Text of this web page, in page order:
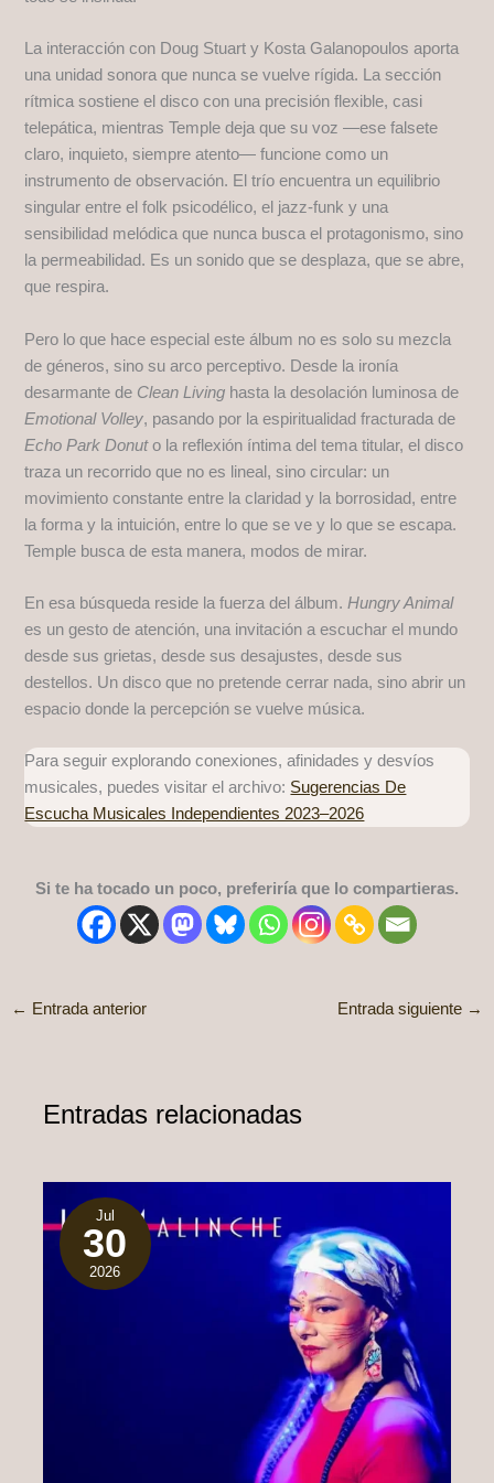
La interacción con Doug Stuart y Kosta Galanopoulos aporta
una unidad sonora que nunca se vuelve rígida. La sección
rítmica sostiene el disco con una precisión flexible, casi
telepática, mientras Temple deja que su voz —ese falsete
claro, inquieto, siempre atento— funcione como un
instrumento de observación. El trío encuentra un equilibrio
singular entre el folk psicodélico, el jazz‑funk y una
sensibilidad melódica que nunca busca el protagonismo, sino
la permeabilidad. Es un sonido que se desplaza, que se abre,
que respira.
Pero lo que hace especial este álbum no es solo su mezcla
de géneros, sino su arco perceptivo. Desde la ironía
desarmante de Clean Living hasta la desolación luminosa de
Emotional Volley, pasando por la espiritualidad fracturada de
Echo Park Donuto la reflexión íntima del tema titular, el disco
traza un recorrido que no es lineal, sino circular: un
movimiento constante entre la claridad y la borrosidad, entre
la forma y la intuición, entre lo que se ve y lo que se escapa.
Temple busca de esta manera, modos de mirar.
En esa búsqueda reside la fuerza del álbum.Hungry Animal
es un gesto de atención, una invitación a escuchar el mundo
desde sus grietas, desde sus desajustes, desde sus
destellos. Un disco que no pretende cerrar nada, sino abrir un
espacio donde la percepción se vuelve música.
Para seguir explorando conexiones, afinidades y desvíos
musicales, puedes visitar el archivo: Sugerencias De
Escucha Musicales Independientes 2023–2026
Si te ha tocado un poco, preferiría que lo compartieras.
← Entrada anterior Entrada siguiente →
Entradas relacionadas
Jul
30
2026